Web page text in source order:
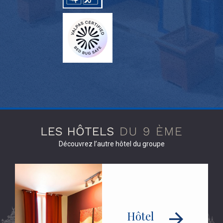
Découvrez l’autre hôtel du groupe
Hôtel